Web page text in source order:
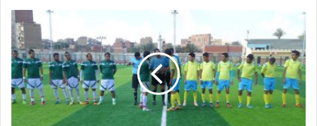
السلام
يكتسح
الجبلايات
وعرب
المعمل
وابناء
السويس